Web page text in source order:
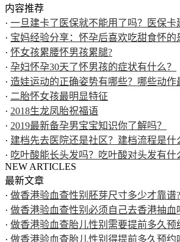
内容推荐
· 一旦建卡了医保就不能用了吗？医保卡
· 宝妈经验分享：怀孕后喜欢吃甜食怀的
· 怀女孩累腰怀男孩累腿?
· 孕妇怀孕30天了怀男孩的症状有什么？
· 造娃运动的正确姿势有哪些？哪些动作
· 二胎怀女孩最明显特征
· 2018生龙凤胎祝福语
· 2019最新备孕男宝宝知识你了解吗？
· 建档先去医院还是社区？建档流程是什
· 吃叶酸能长头发吗？吃叶酸对头发有什
NEW ARTICLES
最新文章
· 做香港验血查性别胚芽尺寸多少才靠谱?
· 做香港验血查性别必须自己去香港抽血
· 做香港验血查胎儿性别需要提前多久预
· 做香港验血查胎儿性别得提前多久预约